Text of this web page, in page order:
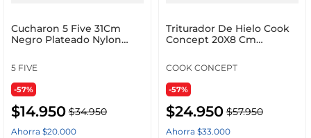
Cucharon 5 Five 31Cm
Negro Plateado Nylon
5 FIVE
-57%
$14.950 $34.950
Ahorra $20.000
Triturador De Hielo Cook
Concept 20X8 Cm
COOK CONCEPT
-57%
$24.950 $57.950
Ahorra $33.000